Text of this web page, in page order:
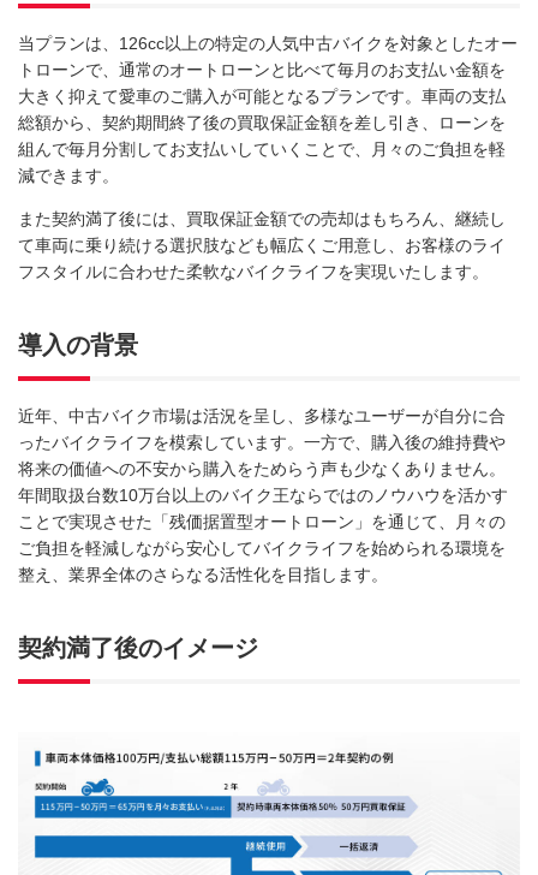
当プランは、126cc以上の特定の人気中古バイクを対象としたオー
トローンで、通常のオートローンと比べて毎月のお支払い金額を
大きく抑えて愛車のご購入が可能となるプランです。車両の支払
総額から、契約期間終了後の買取保証金額を差し引き、ローンを
組んで毎月分割してお支払いしていくことで、月々のご負担を軽
減できます。
また契約満了後には、買取保証金額での売却はもちろん、継続し
て車両に乗り続ける選択肢なども幅広くご用意し、お客様のライ
フスタイルに合わせた柔軟なバイクライフを実現いたします。
導入の背景
近年、中古バイク市場は活況を呈し、多様なユーザーが自分に合
ったバイクライフを模索しています。一方で、購入後の維持費や
将来の価値への不安から購入をためらう声も少なくありません。
年間取扱台数10万台以上のバイク王ならではのノウハウを活かす
ことで実現させた「残価据置型オートローン」を通じて、月々の
ご負担を軽減しながら安心してバイクライフを始められる環境を
整え、業界全体のさらなる活性化を目指します。
契約満了後のイメージ